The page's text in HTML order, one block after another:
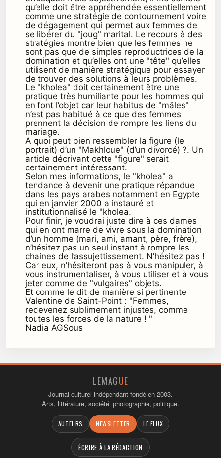
qu’elle doit être appréhendée essentiellement
comme une stratégie de contournement voire
de dégagement qui permet aux femmes de
se libérer du "joug" marital. Le recours à des
stratégies montre bien que les femmes ne
sont pas que de simples reproductrices de la
domination et qu’elles ont une "tête" qu’elles
utilisent de manière stratégique pour essayer
de trouver des solutions à leurs problèmes.
Le "kholea" doit certainement être une
pratique très humiliante pour les hommes qui
en font l’objet car leur habitus de "mâles"
n’est pas habitué à ce que des femmes
prennent la décision de rompre les liens du
mariage.
A quoi peut bien ressembler la figure (le
portrait) d’un "Makhloue" (d’un divorcé) ?. Un
article décrivant cette "figure" serait
certainement intéressant.
Selon mes informations, le "kholea" a
tendance à devenir une pratique répandue
dans les pays arabes notamment en Egypte
qui en janvier 2000 a instauré et
institutionnalisé le "kholea.
Pour finir, je voudrai juste dire à ces dames
qui en ont marre de vivre sous la domination
d’un homme (mari, ami, amant, père, frère),
n’hésitez pas un seul instant à rompre les
chaines de l’assujettissement. N’hésitez pas !
Car eux, n’hésiteront pas à vous manipuler, à
vous instrumentaliser, à vous utiliser et à vous
jeter comme de "vulgaires" objets.
Et comme le dit de manière si pertinente
Valentine de Saint-Point : "Femmes,
redevenez sublimement injustes, comme
toutes les forces de la nature ! "
Nadia AGSous
LEMAGUE
Journal culturel indépendant fondé en 2003.
Arts, littérature, société, photographie, politique.
AUTEURS NEWSLETTER LE FLUX
ÉCRIRE À LA RÉDACTION